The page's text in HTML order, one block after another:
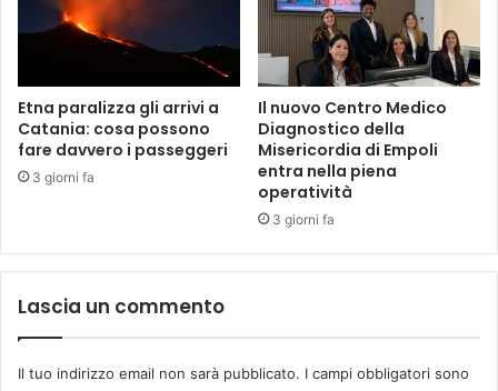
Etna paralizza gli arrivi a
Catania: cosa possono
fare davvero i passeggeri
3 giorni fa
Il nuovo Centro Medico
Diagnostico della
Misericordia di Empoli
entra nella piena
operatività
3 giorni fa
Lascia un commento
Il tuo indirizzo email non sarà pubblicato. I campi obbligatori sono